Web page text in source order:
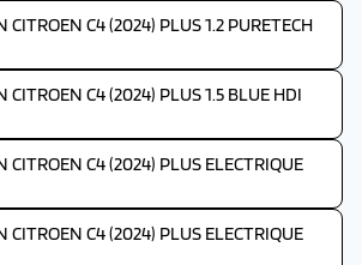
CITROEN C4 (2024) PLUS 1.2 PURETECH
CITROEN C4 (2024) PLUS 1.5 BLUE HDI
CITROEN C4 (2024) PLUS ELECTRIQUE
CITROEN C4 (2024) PLUS ELECTRIQUE